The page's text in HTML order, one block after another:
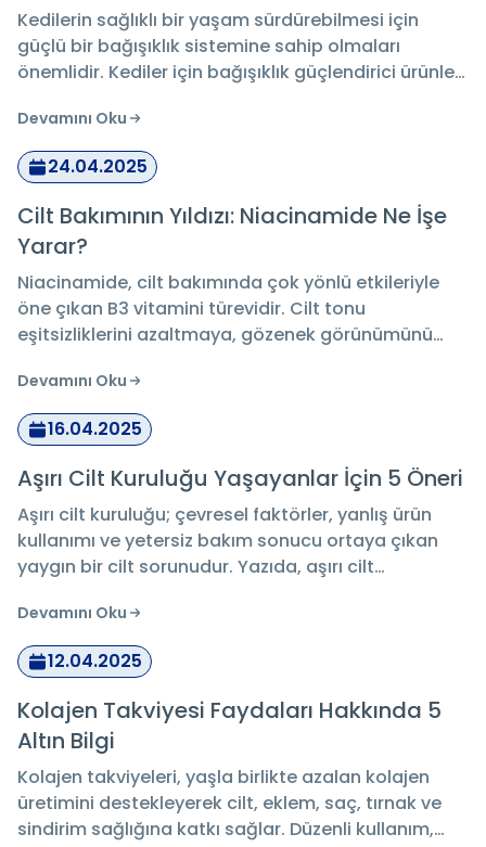
Kedilerin sağlıklı bir yaşam sürdürebilmesi için
güçlü bir bağışıklık sistemine sahip olmaları
önemlidir. Kediler için bağışıklık güçlendirici ürünler,
korunmalarını sağlar. Voop Pet Multi Paste,
kedinizin bağışıklık sistemini güçlendiren etkili bir
vitamin takviyesidir. Düzenli kullanım, kedinizin
enerjisini artırarak genel sağlığını iyileştirir.
Devamını Oku
24.04.2025
Cilt Bakımının Yıldızı: Niacinamide Ne İşe
Yarar?
Niacinamide, cilt bakımında çok yönlü etkileriyle
öne çıkan B3 vitamini türevidir. Cilt tonu
eşitsizliklerini azaltmaya, gözenek görünümünü
yardımcı olabilir. Aynı zamanda yağ dengesi
üzerinde düzenleyici etkiler sunarak akneye eğilimli
ciltlerde de destekleyici bir rol oynar. Düzenli
kullanımla ciltte daha aydınlık, dengeli ve sağlıklı
bir görünüm hedeflenebilir.
Devamını Oku
16.04.2025
Aşırı Cilt Kuruluğu Yaşayanlar İçin 5 Öneri
Aşırı cilt kuruluğu; çevresel faktörler, yanlış ürün
kullanımı ve yetersiz bakım sonucu ortaya çıkan
yaygın bir cilt sorunudur. Yazıda, aşırı cilt
belirtileri detaylı biçimde ele alınmakta; ayrıca
nemlendirme, doğru ürün seçimi ve yaşam tarzı
önerileriyle bu sorunun nasıl önlenebileceği
anlatılmaktadır. Cildin doğal nem dengesini
koruyarak sağlıklı bir görünüm elde etmek
isteyenler için kapsamlı ve uygulanabilir bilgiler
sunulmuştur.
Devamını Oku
12.04.2025
Kolajen Takviyesi Faydaları Hakkında 5
Altın Bilgi
Kolajen takviyeleri, yaşla birlikte azalan kolajen
üretimini destekleyerek cilt, eklem, saç, tırnak ve
sindirim sağlığına katkı sağlar. Düzenli kullanım,